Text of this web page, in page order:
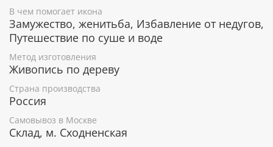
Стекло защитит икону от пыли и неблагоприятного
воздействия внешней среды, а изящный орнамент
Прекрасный выбор для особого подарка!
Гарантия подлинности
В чем помогает икона
Замужество, женитьба, Избавление от недугов,
Путешествие по суше и воде
Метод изготовления
Живопись по дереву
Страна производства
Россия
Самовывоз в Москве
Склад, м. Сходненская